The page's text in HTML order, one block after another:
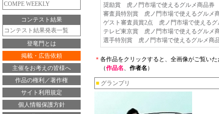
COMPE WEEKLY
コンテスト結果
コンテスト結果発表一覧
登竜門とは
掲載・広告依頼
主催をお考えの皆様へ
作品の権利／著作権
サイト利用規定
個人情報保護方針
奨励賞 虎ノ門市場で使えるグルメ商品券
審査員特別賞 虎ノ門市場で使えるグルメ
ゲスト審査員賞2点 虎ノ門市場で使える
テレビ東京賞 虎ノ門市場で使えるグルメ
選手特別賞 虎ノ門市場で使えるグルメ商
＊ 各作品をクリックすると、全画像がご覧いた
（作品名、 作者名 ）
■ グランプリ